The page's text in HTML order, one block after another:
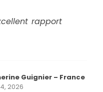
rapport
Guignier – France
2026